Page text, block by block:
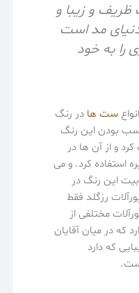
و زیبا و
دنیای مد است
را به خود
ست ها در رنگ
بودن این رنگ
و از آن ها در
استفاده کرد. و می
این رنگ در
رزگلد فقط
مختلفی از
که در میان آقایان
که دارد